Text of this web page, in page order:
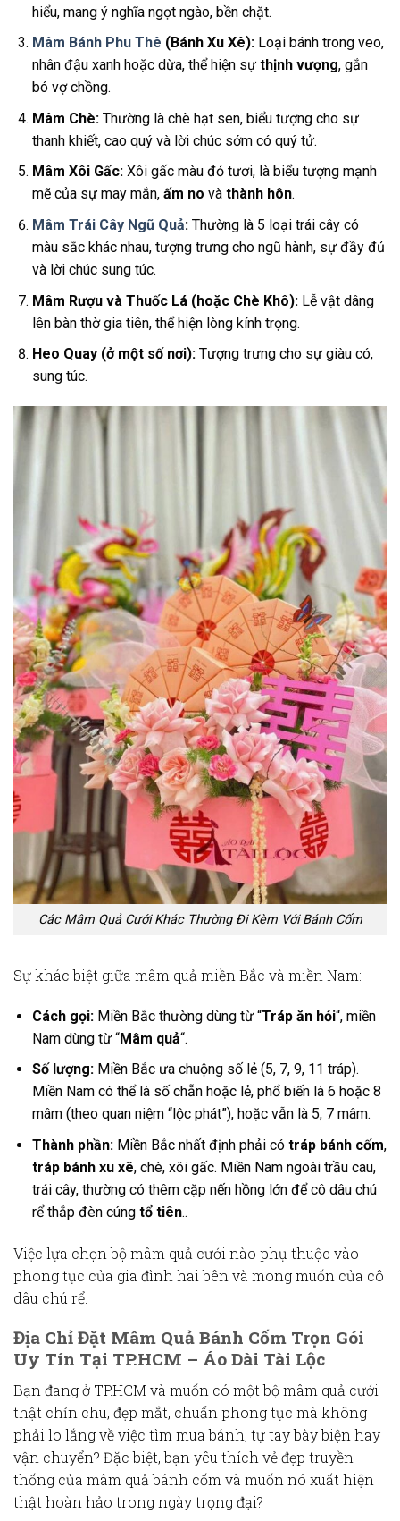
hiểu, mang ý nghĩa ngọt ngào, bền chặt.
Mâm Bánh Phu Thê (Bánh Xu Xê):Loại bánh trong veo,
nhân đậu xanh hoặc dừa, thể hiện sự thịnh vượng, gắn
bó vợ chồng.
Mâm Chè:Thường là chè hạt sen, biểu tượng cho sự
thanh khiết, cao quý và lời chúc sớm có quý tử.
Mâm Xôi Gấc:Xôi gấc màu đỏ tươi, là biểu tượng mạnh
mẽ của sự may mắn, ấm no và thành hôn.
Mâm Trái Cây Ngũ Quả:Thường là 5 loại trái cây có
màu sắc khác nhau, tượng trưng cho ngũ hành, sự đầy đủ
và lời chúc sung túc.
Mâm Rượu và Thuốc Lá (hoặc Chè Khô):Lễ vật dâng
lên bàn thờ gia tiên, thể hiện lòng kính trọng.
Heo Quay (ở một số nơi):Tượng trưng cho sự giàu có,
sung túc.
Các Mâm Quả Cưới Khác Thường Đi Kèm Với Bánh Cốm
Sự khác biệt giữa mâm quả miền Bắc và miền Nam:
Cách gọi:Miền Bắc thường dùng từ “Tráp ăn hỏi“, miền
Nam dùng từ “Mâm quả“.
Số lượng:Miền Bắc ưa chuộng số lẻ (5, 7, 9, 11 tráp).
Miền Nam có thể là số chẵn hoặc lẻ, phổ biến là 6 hoặc 8
mâm (theo quan niệm “lộc phát”), hoặc vẫn là 5, 7 mâm.
Thành phần:Miền Bắc nhất định phải có tráp bánh cốm,
tráp bánh xu xê, chè, xôi gấc. Miền Nam ngoài trầu cau,
trái cây, thường có thêm cặp nến hồng lớn để cô dâu chú
rể thắp đèn cúng tổ tiên..
Việc lựa chọn bộmâm quả cưới nào phụ thuộc vào
phong tục của gia đình hai bên và mong muốn của cô
dâu chú rể.
Địa Chỉ Đặt Mâm Quả Bánh Cốm Trọn Gói
Uy Tín Tại TP.HCM – Áo Dài Tài Lộc
Bạn đang ở TP.HCMvà muốn có một bộmâm quả cưới
thật chỉn chu, đẹp mắt, chuẩn phong tục mà không
phải lo lắng về việc tìm mua bánh, tự tay bày biện hay
vận chuyển? Đặc biệt, bạn yêu thích vẻ đẹp truyền
thống của mâm quả bánh cốm và muốn nó xuất hiện
thật hoàn hảo trong ngày trọng đại?